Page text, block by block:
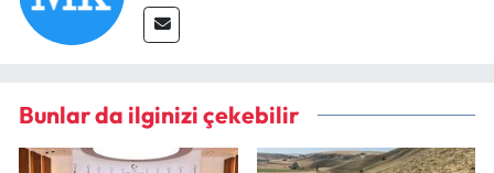
Bunlar da ilginizi çekebilir